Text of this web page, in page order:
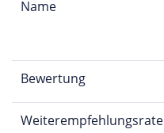
Name
Bewertung
Weiterempfehlungsrate